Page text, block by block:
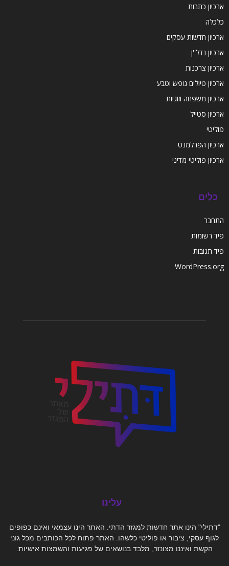
ארכיון כתבות
כלכלה
ארכיון חדשות עסקים
ארכיון נדל''ן
ארכיון צרכנות
ארכיון טיולים נופש וטבע
ארכיון משפחה וזוגיות
ארכיון סטייל
פוליטי
ארכיון הפרלמנט
ארכיון פוליטי מדיני
כלים
התחבר
פיד רשומות
פיד תגובות
WordPress.org
עלינו
"דתילי" הינו אתר חדשות למגזר הדתי. האתר הינו עצמאי ואינם כפופים
לגוף עסקי, ציבור או פוליטי כלשהו. האתר פתוח לכל הכותבים מכל גוני
הקשת ואיננו מצונזר, מלבד בנושאים של פגיעות והשמצות אישיות.